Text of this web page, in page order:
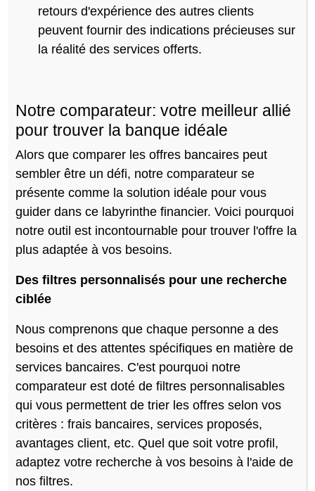
retours d'expérience des autres clients
peuvent fournir des indications précieuses sur
la réalité des services offerts.
Notre comparateur: votre meilleur allié
pour trouver la banque idéale
Alors que comparer les offres bancaires peut
sembler être un défi, notre comparateur se
présente comme la solution idéale pour vous
guider dans ce labyrinthe financier. Voici pourquoi
notre outil est incontournable pour trouver l'offre la
plus adaptée à vos besoins.
Des filtres personnalisés pour une recherche
ciblée
Nous comprenons que chaque personne a des
besoins et des attentes spécifiques en matière de
services bancaires. C'est pourquoi notre
comparateur est doté de filtres personnalisables
qui vous permettent de trier les offres selon vos
critères : frais bancaires, services proposés,
avantages client, etc. Quel que soit votre profil,
adaptez votre recherche à vos besoins à l'aide de
nos filtres.